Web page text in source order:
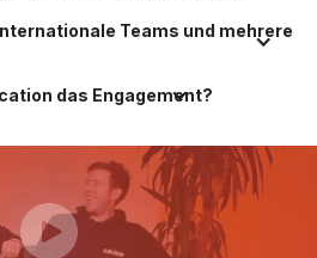
Teams und mehrere
das Engagement?